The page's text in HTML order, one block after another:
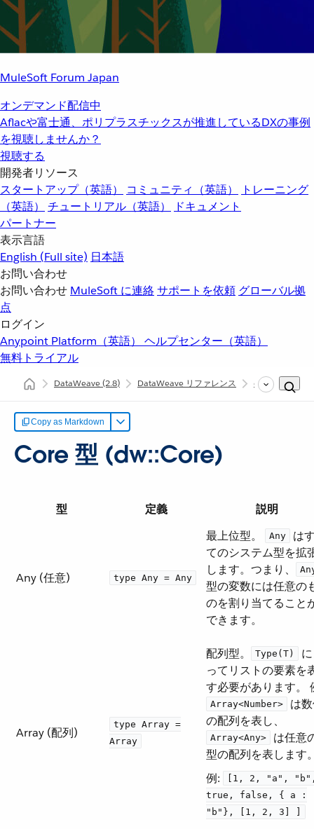
MuleSoft Forum Japan
オンデマンド配信中
Aflacや富士通、ポリプラスチックスが推進しているDXの事例
を視聴しませんか？
視聴する
開発者リソース
スタートアップ（英語）
コミュニティ（英語）
トレーニング
（英語）
チュートリアル（英語）
ドキュメント
パートナー
表示言語
English (Full site) 日本語
お問い合わせ
お問い合わせ MuleSoft に連絡サポートを依頼 グローバル拠
点
ログイン
Anypoint Platform（英語） ヘルプセンター（英語）
無料トライアル
DataWeave(2.8) DataWeave リファレンス dw::Core
Copy as Markdown
Core 型 (dw::Core)
型 定義 説明
Any (任意) type Any = Any
最上位型。 Any
は
てのシステム型を拡
します。つまり、​
型の変数には任意の
のを割り当てること
できます。
Array (配列)
type Array =
Array
配列型。​ Type(T)
ってリストの要素を
す必要があります。
Array<Number>
は
の配列を表し、​
Array<Any>
は任意
型の配列を表します
例:
[1, 2, "a",
true, false, { a :
"b"}, [1, 2, 3] ]